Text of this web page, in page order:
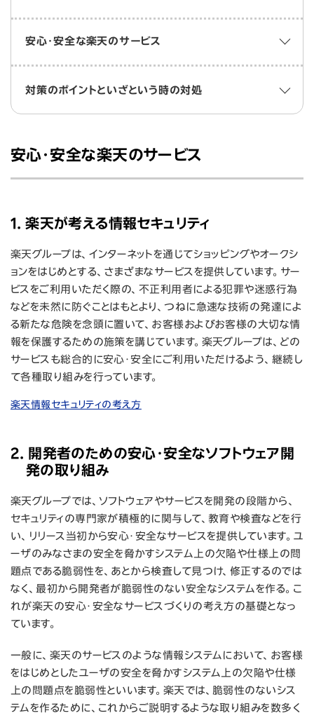
投資家情報
サステナビリティ
安心・安全な楽天のサービス
対策のポイントといざという時の対処
安心・安全な楽天のサービス
1. 楽天が考える情報セキュリティ
楽天グループは、インターネットを通じてショッピングやオークシ
ョンをはじめとする、さまざまなサービスを提供しています。サー
ビスをご利用いただく際の、不正利用者による犯罪や迷惑行為
などを未然に防ぐことはもとより、つねに急速な技術の発達によ
る新たな危険を念頭に置いて、お客様およびお客様の大切な情
報を保護するための施策を講じています。楽天グループは、どの
サービスも総合的に安心・安全にご利用いただけるよう、継続し
て各種取り組みを行っています。
楽天情報セキュリティの考え方
2. 開発者のための安心・安全なソフトウェア開
発の取り組み
楽天グループでは、ソフトウェアやサービスを開発の段階から、
セキュリティの専門家が積極的に関与して、教育や検査などを行
い、リリース当初から安心・安全なサービスを提供しています。ユ
ーザのみなさまの安全を脅かすシステム上の欠陥や仕様上の問
題点である脆弱性を、あとから検査して見つけ、修正するのでは
なく、最初から開発者が脆弱性のない安全なシステムを作る。こ
れが楽天の安心・安全なサービスづくりの考え方の基礎となっ
ています。
一般に、楽天のサービスのような情報システムにおいて、お客様
をはじめとしたユーザの安全を脅かすシステム上の欠陥や仕様
上の問題点を脆弱性といいます。楽天では、脆弱性のないシス
テムを作るために、これからご説明するような取り組みを数多く